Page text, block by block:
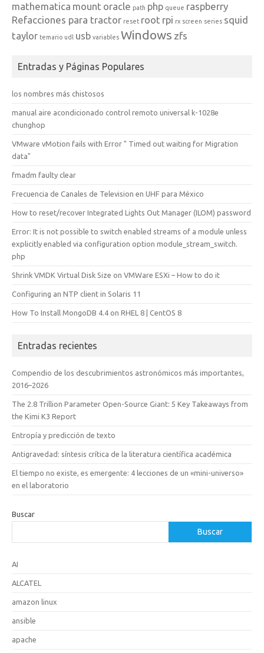
mathematica mount oracle path php queue raspberry
Refacciones para tractor reset root rpi rx screen series squid
taylor temario udl usb variables Windows zfs
Entradas y Páginas Populares
los nombres más chistosos
manual aire acondicionado control remoto universal k-1028e
chunghop
VMware vMotion fails with Error " Timed out waiting for Migration
data"
fmadm faulty clear
Frecuencia de Canales de Television en UHF para México
How to reset/recover Integrated Lights Out Manager (ILOM) password
Error: It is not possible to switch enabled streams of a module unless
explicitly enabled via configuration option module_stream_switch.
php
Shrink VMDK Virtual Disk Size on VMWare ESXi – How to do it
Configuring an NTP client in Solaris 11
How To Install MongoDB 4.4 on RHEL 8 | CentOS 8
Entradas recientes
Compendio de los descubrimientos astronómicos más importantes,
2016–2026
The 2.8 Trillion Parameter Open-Source Giant: 5 Key Takeaways from
the Kimi K3 Report
Entropía y predicción de texto
Antigravedad: síntesis crítica de la literatura científica académica
El tiempo no existe, es emergente: 4 lecciones de un «mini-universo»
en el laboratorio
Buscar
Buscar
AI
ALCATEL
amazon linux
ansible
apache